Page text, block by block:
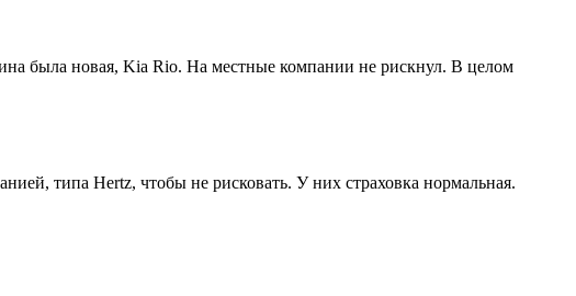
была новая, Kia Rio. На местные компании не рискнул. В целом
типа Hertz, чтобы не рисковать. У них страховка нормальная.